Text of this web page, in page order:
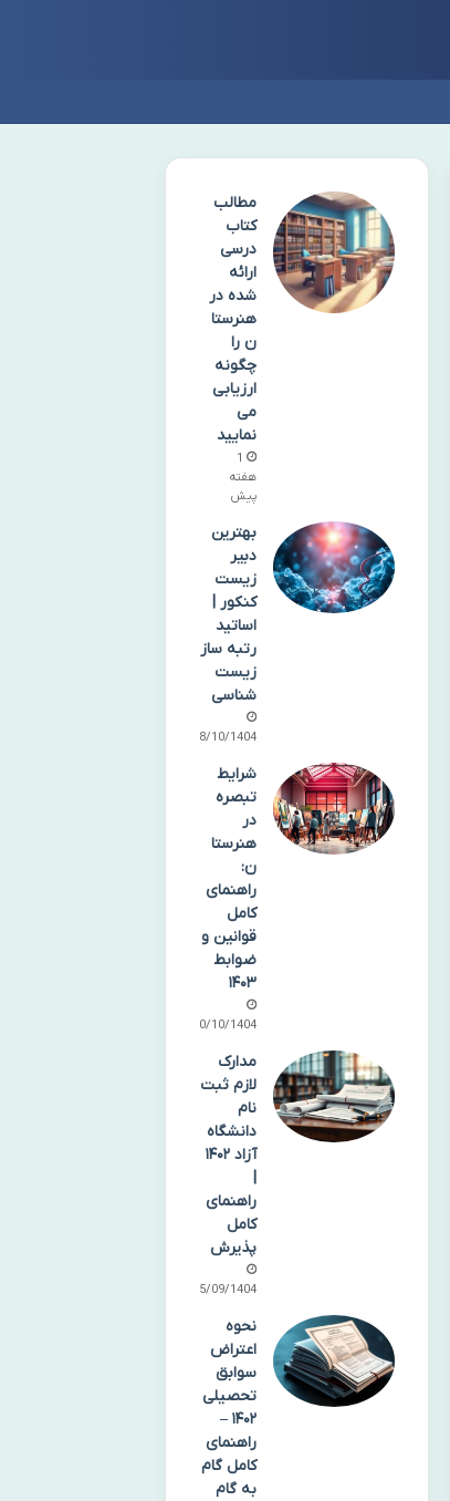
مطالب
کتاب
درسی
ارائه
شده در
هنرستا
ن را
چگونه
ارزیابی
می
نمایید
1
هفته
پیش
بهترین
دبیر
زیست
کنکور |
اساتید
رتبه ساز
زیست
شناسی
08/10/1404
شرایط
تبصره
در
هنرستا
ن:
راهنمای
کامل
قوانین و
ضوابط
۱۴۰۳
10/10/1404
مدارک
لازم ثبت
نام
دانشگاه
آزاد ۱۴۰۲
|
راهنمای
کامل
پذیرش
15/09/1404
نحوه
اعتراض
سوابق
تحصیلی
۱۴۰۲ –
راهنمای
کامل گام
به گام